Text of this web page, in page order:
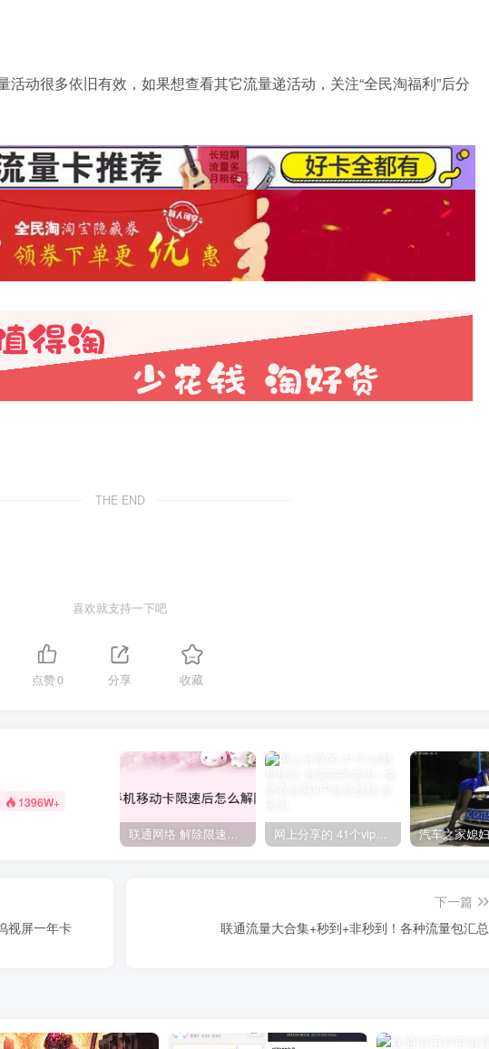
动很多依旧有效，如果想查看其它流量递活动，关注“全民淘福利”后分
THE END
喜欢就支持一下吧
点赞0 分享 收藏
1396W+
联通网络 解除限速方法参考！畅享、畅玩、老白干等及其它地区自测了 网上分享的 41个vip解析接口 有需要的拿去~ 免费看全网VIP会员视频
视屏一年卡
下一篇
联通流量大合集+秒到+非秒到！各种流量包汇总